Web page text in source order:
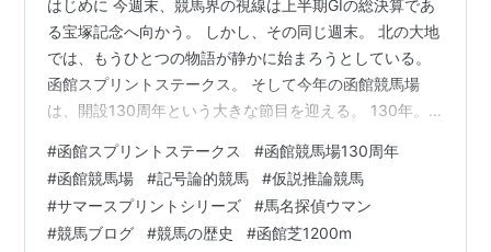
2017
ライン
ミーテ
ィア
16ポ
イン
ト
不出走
不出
走
1着
不
出
走
不出
走
2着
バロー
イン
1着
出
走
走
出
2009年は札幌で開催
:2006年は中京で開催
はじめに 今週末、競馬界の視線は上半期GⅠの総決算であ
る宝塚記念へ向かう。 しかし、その同じ週末。 北の大地
では、もうひとつの物語が静かに始まろうとしている。
函館スプリントステークス。 そして今年の函館競馬場
は、開設130周年という大きな節目を迎える。 130年。
興。 再出発。 幾度となく失われ、そして再び立ち上がっ
てきた歴史の積み重ねである。 今年の函館スプリントS
は、 「最も速い馬を決めるレース」 というよりも、
「再び走り出す者を選ぶ儀式」 として行われる可能性が
#函館スプリントステークス #函館競馬場130周年
#函館競馬場 #記号論的競馬 #仮説推論競馬
#サマースプリントシリーズ #馬名探偵ウマン
#競馬ブログ #競馬の歴史 #函館芝1200m